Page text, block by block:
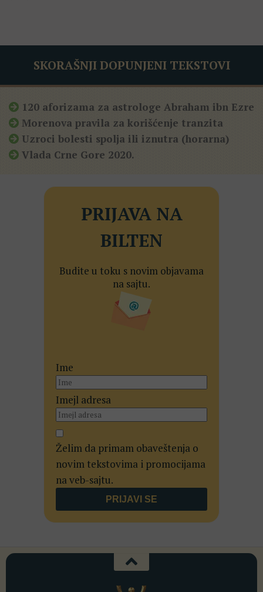
SKORAŠNJI DOPUNJENI TEKSTOVI
120 aforizama za astrologe Abraham ibn Ezre
Morenova pravila za korišćenje tranzita
Uzroci bolesti spolja ili iznutra (horarna)
Vlada Crne Gore 2020.
PRIJAVA NA
BILTEN
Budite u toku s novim objavama
na sajtu.
Ime
Imejl adresa
Želim da primam obaveštenja o
novim tekstovima i promocijama
na veb-sajtu.